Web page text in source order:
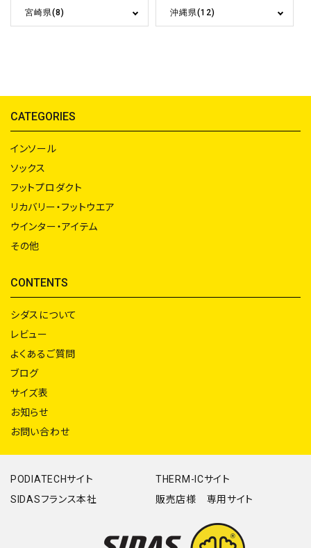
宮崎県(8) 沖縄県(12)
CATEGORIES
インソール
ソックス
フットプロダクト
リカバリー・フットウエア
ウインター・アイテム
その他
CONTENTS
シダスについて
レビュー
よくあるご質問
ブログ
サイズ表
お知らせ
お問い合わせ
PODIATECHサイト
THERM-ICサイト
SIDASフランス本社
販売店様 専用サイト